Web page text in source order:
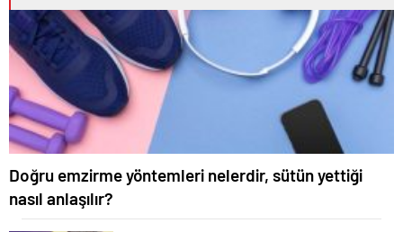
Doğru emzirme yöntemleri nelerdir, sütün yettiği
nasıl anlaşılır?